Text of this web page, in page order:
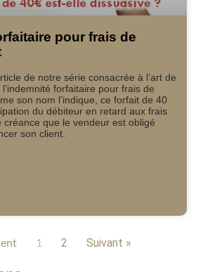
pour frais de
de notre série consacrée à l’art de
forfaitaire pour frais de
son nom l’indique, ce forfait de 40
du débiteur en retard aux frais
que le vendeur est obligé
son client.
1 2 Suivant »